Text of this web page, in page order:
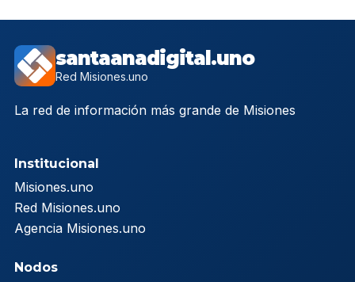
santaanadigital.uno
Red Misiones.uno
La red de información más grande de Misiones
Institucional
Misiones.uno
Red Misiones.uno
Agencia Misiones.uno
Nodos